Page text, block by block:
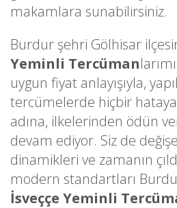
makamlara sunabilirsiniz.
Burdur şehri Gölhisar
Yeminli Tercüman
uygun fiyat anlayışıyla,
tercümelerde hiçbir
adına, ilkelerinden ödün
devam ediyor. Siz de
dinamikleri ve zamanın
modern standartları
İsveççe Yeminli